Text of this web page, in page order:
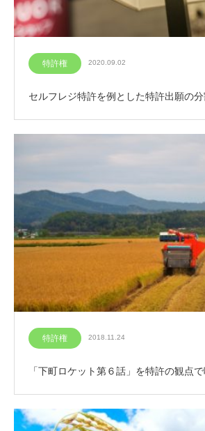
特許権 2020.09.02
セルフレジ特許を例とした特許出願の
特許権 2018.11.24
「下町ロケット第６話」を特許の観点